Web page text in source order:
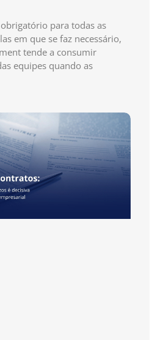
para todas as
em que se faz necessário,
tende a consumir
equipes quando as